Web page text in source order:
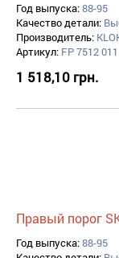
Год выпуска:88-95
Качество детали:
Производитель:
Артикул: FP 7512 011
1 518,10 грн.
Правый порог
Год выпуска:88-95